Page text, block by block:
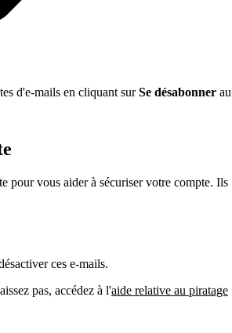
d'e-mails en cliquant surSe désabonner au
pour vous aider à sécuriser votre compte. Ils
ces e-mails.
pas, accédez à l'aide relative au piratage